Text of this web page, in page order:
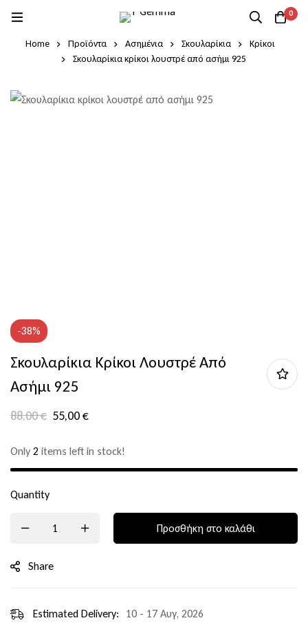
0
Home Προϊόντα Ασημένια Σκουλαρίκια
Κρίκοι
Σκουλαρίκια κρίκοι λουστρέ από ασήμι 925
-38%
Σκουλαρίκια Κρίκοι Λουστρέ Από
Ασήμι 925
88,00€ 55,00€
Only 2 items left in stock!
Quantity
Προσθήκη στο καλάθι
Share
Estimated Delivery:
10 - 17 Αυγ, 2026